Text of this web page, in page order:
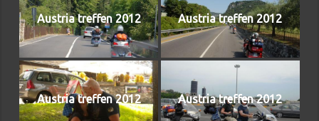
Austria treffen 2012 Austria treffen 2012
Austria treffen 2012 Austria treffen 2012